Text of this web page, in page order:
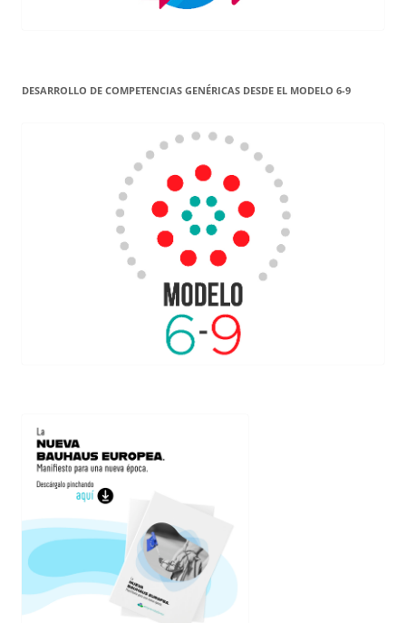
DESARROLLO DE COMPETENCIAS GENÉRICAS DESDE EL MODELO 6-9